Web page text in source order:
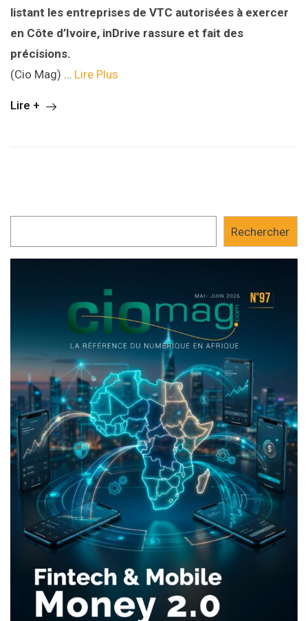
listant les entreprises de VTC autorisées à exercer
en Côte d’Ivoire, inDrive rassure et fait des
précisions.
(Cio Mag) … Lire Plus
Lire +
Rechercher